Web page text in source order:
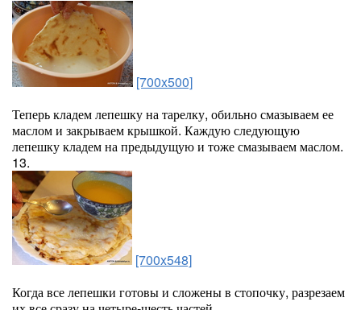
[700x500]
Теперь кладем лепешку на тарелку, обильно смазываем ее
маслом и закрываем крышкой. Каждую следующую
лепешку кладем на предыдущую и тоже смазываем маслом.
13.
[700x548]
Когда все лепешки готовы и сложены в стопочку, разрезаем